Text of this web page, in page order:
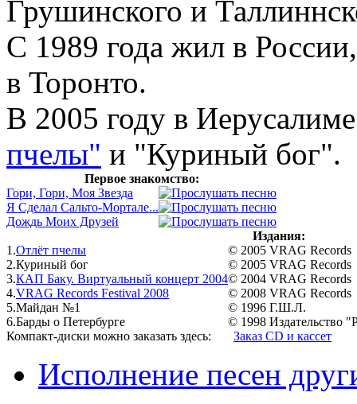
Грушинского и
С 1989 года жил в
в Торонто.
В 2005 году в
пчелы" и "Куриный бог".
Первое знакомство:
Гори, Гори, Моя Звезда
Я Сделал Сальто-Мортале...
Дождь Моих Друзей
Издания:
1.Отлёт пчелы
© 2005 VRAG Records
2.Куриный бог
© 2005 VRAG Records
3.КАП Баку. Виртуальный концерт 2004© 2004 VRAG Records
4.VRAG Records Festival 2008
© 2008 VRAG Records
5.Майдан №1
© 1996 Г.Ш.Л.
6.Барды о Петербурге
© 1998
Компакт-диски можно заказать здесь:
Заказ CD и кассет
Исполнение песен